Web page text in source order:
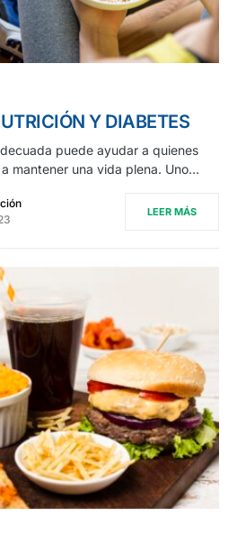
Y DIABETES
puede ayudar a quienes
mantener una vida plena. Uno…
LEER MÁS